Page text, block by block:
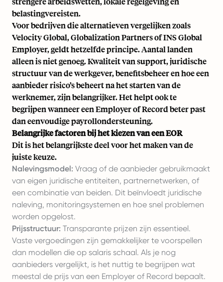
belastingvereisten.
Voor bedrijven die alternatieven vergelijken zoals
Velocity Global, Globalization Partners of INS Global
Employer, geldt hetzelfde principe. Aantal landen
alleen is niet genoeg. Kwaliteit van support, juridische
structuur van de werkgever, benefitsbeheer en hoe een
aanbieder risico’s beheert na het starten van de
werknemer, zijn belangrijker. Het helpt ook te
begrijpenwanneer een Employer of Record beter past
dan eenvoudige payrollondersteuning.
Belangrijke factoren bij het kiezen van een EOR
Dit is het belangrijkste deel voor het maken van de
juiste keuze.
Nalevingsmodel: Vraag of de aanbieder gebruikmaakt
van eigen juridische entiteiten, partnernetwerken, of
een combinatie van beiden. Dit beïnvloedt juridische
naleving, monitoringsystemen en hoe snel problemen
worden opgelost.
Prijsstructuur: Transparante prijzen zijn essentieel.
Vaste vergoedingen zijn gemakkelijker te voorspellen
dan modellen die op salaris schaal. Als je nog
aanbieders vergelijkt, is het nuttig te begrijpen wat
meestal de prijs van een Employer of Record bepaalt.